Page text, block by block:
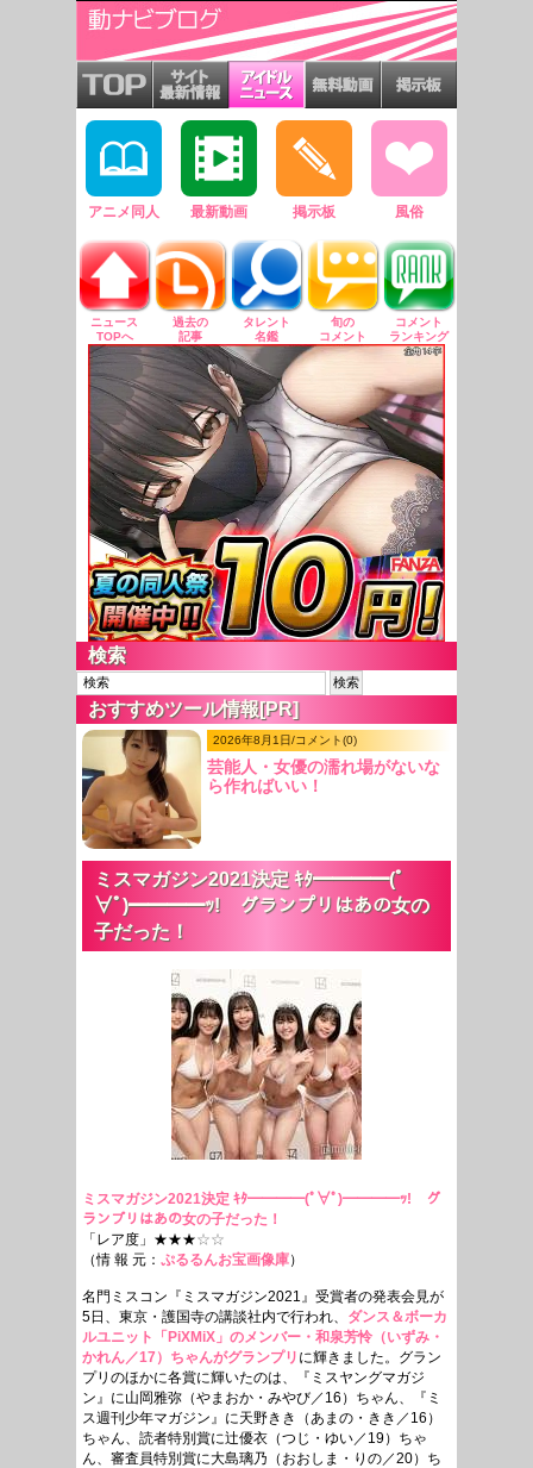
アニメ同人 最新動画 掲示板 風俗
ニュース
TOPへ
過去の
記事
タレント
名鑑
旬の
コメント
コメント
ランキング
検索
おすすめツール情報[PR]
2026年8月1日/コメント(0)
芸能人・女優の濡れ場がないな
ら作ればいい！
ミスマガジン2021決定 ｷﾀ━━━━(ﾟ
∀ﾟ)━━━━ｯ! グランプリはあの女の
子だった！
ミスマガジン2021決定 ｷﾀ━━━━(ﾟ∀ﾟ)━━━━ｯ! グ
ランプリはあの女の子だった！
「レア度」★★★☆☆
（情 報 元： ぷるるんお宝画像庫）
名門ミスコン『ミスマガジン2021』受賞者の発表会見が
5日、東京・護国寺の講談社内で行われ、 ダンス＆ボーカ
ルユニット「PiXMiX」のメンバー・和泉芳怜（いずみ・
かれん／17）ちゃんがグランプリ に輝きました。グラン
プリのほかに各賞に輝いたのは、『ミスヤングマガジ
ン』に山岡雅弥（やまおか・みやび／16）ちゃん、『ミ
ス週刊少年マガジン』に天野きき（あまの・きき／16）
ちゃん、読者特別賞に辻優衣（つじ・ゆい／19）ちゃ
ん、審査員特別賞に大島璃乃（おおしま・りの／20）ち